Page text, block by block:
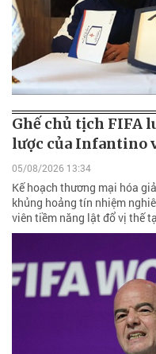
Ghế chủ tịch FIFA
lược của Infantino
05/08/2026 13:34
Kế hoạch thương mại hóa
khủng hoảng tín nhiệm
viên tiềm năng lật đổ vị thế